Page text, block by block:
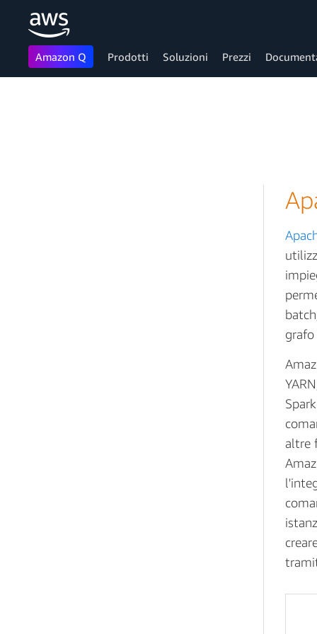
Amazon Q Prodotti Soluzioni Prezzi
altre